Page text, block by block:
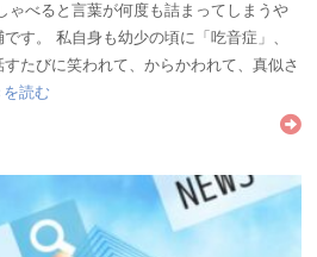
ゃべると言葉が何度も詰まってしまうや
す。 私自身も幼少の頃に「吃音症」、
たびに笑われて、からかわれて、真似さ
を読む